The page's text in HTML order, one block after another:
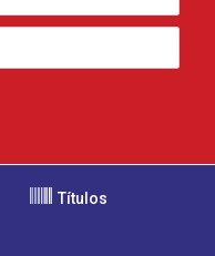
Títulos